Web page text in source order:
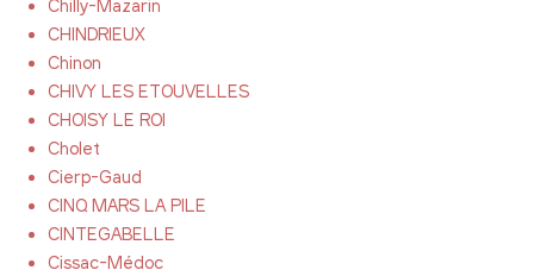
Chilly-Mazarin
CHINDRIEUX
Chinon
CHIVY LES ETOUVELLES
CHOISY LE ROI
Cholet
Cierp-Gaud
CINQ MARS LA PILE
CINTEGABELLE
Cissac-Médoc